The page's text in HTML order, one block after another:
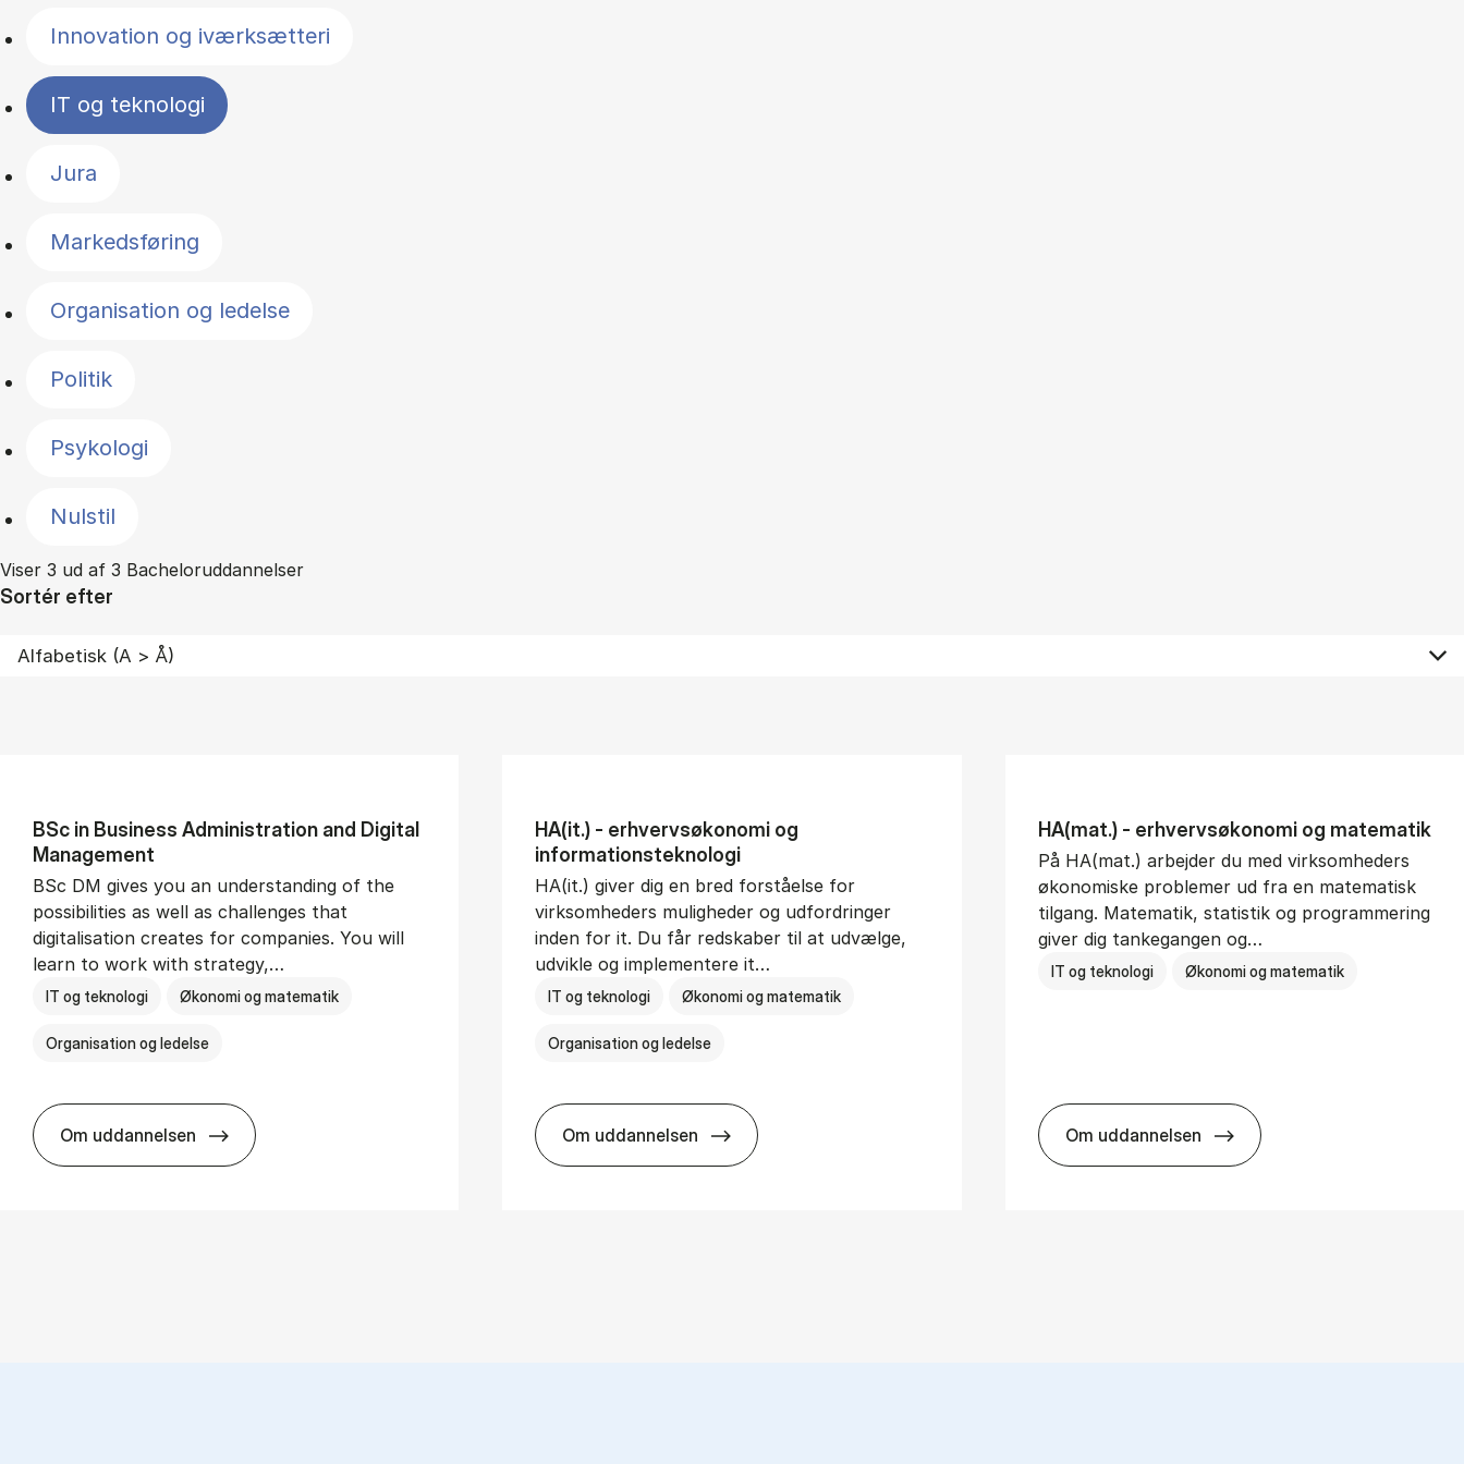
Innovation og iværksætteri
IT og teknologi
Jura
Markedsføring
Organisation og ledelse
Politik
Psykologi
Nulstil
Viser 3 ud af 3 Bacheloruddannelser
Sortér efter
BSc in Busi­ness Ad­min­is­tra­tion and Di­git­al
Man­age­ment
BSc DM gives you an understanding of the
possibilities as well as challenges that
digitalisation creates for companies. You will
learn to work with strategy,…
IT og teknologi Økonomi og matematik
Organisation og ledelse
Om uddannelsen
BSc in Busi­ness Ad­min­is­tra­tion and Di­git­al Man­age­ment
HA(it.) - erhvervs­økonomi og
informations­teknologi
HA(it.) giver dig en bred forståelse for
virksomheders muligheder og udfordringer
inden for it. Du får redskaber til at udvælge,
udvikle og implementere it…
IT og teknologi Økonomi og matematik
Organisation og ledelse
Om uddannelsen
HA(it.) - erhvervs­økonomi og informations­teknologi
HA(mat.) - erhvervs­økonomi og ma­te­ma­tik
På HA(mat.) arbejder du med virksomheders
økonomiske problemer ud fra en matematisk
tilgang. Matematik, statistik og programmering
giver dig tankegangen og…
IT og teknologi Økonomi og matematik
Om uddannelsen
HA(mat.) - erhvervs­økonomi og